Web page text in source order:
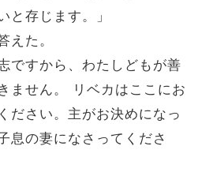
と存じます。」
えた。
ですから、わたしどもが善
ません。
リベカはここにお
ださい。主がお決めになっ
息の妻になさってくださ